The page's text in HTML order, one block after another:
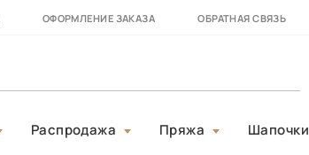
ОФОРМЛЕНИЕ ЗАКАЗА ОБРАТНАЯ СВЯЗЬ
Распродажа Пряжа Шапочки